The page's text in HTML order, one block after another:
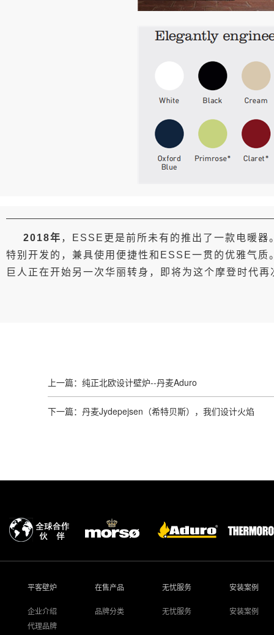
2018年 ，ESSE更是前所未有的推出了一款电暖
特别开发的，兼具使用便捷性和ESSE一贯的优雅气
巨人正在开始另一次华丽转身，即将为这个摩登时代
上一篇：纯正北欧设计壁炉--丹麦Aduro
下一篇：丹麦Jydepejsen（希特贝斯），我们设计火焰
平客壁炉
企业介绍
代理品牌
在售产品
品牌分类
无忧服务
无忧服务
安装案例
安装案例